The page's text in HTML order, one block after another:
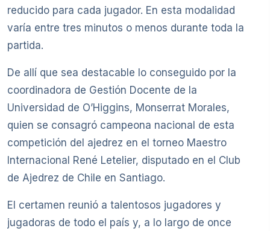
reducido para cada jugador. En esta modalidad
varía entre tres minutos o menos durante toda la
partida.
De allí que sea destacable lo conseguido por la
coordinadora de Gestión Docente de la
Universidad de O’Higgins, Monserrat Morales,
quien se consagró campeona nacional de esta
competición del ajedrez en el torneo Maestro
Internacional René Letelier, disputado en el Club
de Ajedrez de Chile en Santiago.
El certamen reunió a talentosos jugadores y
jugadoras de todo el país y, a lo largo de once